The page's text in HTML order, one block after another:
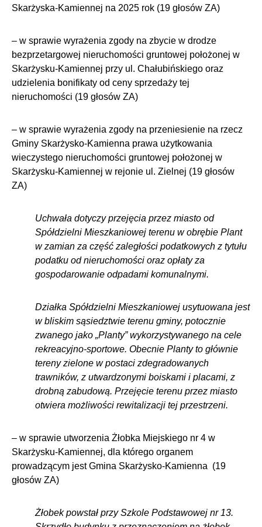
Skarżyska-Kamiennej na 2025 rok (19 głosów ZA)
– w sprawie wyrażenia zgody na zbycie w drodze
bezprzetargowej nieruchomości gruntowej położonej w
Skarżysku-Kamiennej przy ul. Chałubińskiego oraz
udzielenia bonifikaty od ceny sprzedaży tej
nieruchomości (19 głosów ZA)
– w sprawie wyrażenia zgody na przeniesienie na rzecz
Gminy Skarżysko-Kamienna prawa użytkowania
wieczystego nieruchomości gruntowej położonej w
Skarżysku-Kamiennej w rejonie ul. Zielnej (19 głosów
ZA)
Uchwała dotyczy przejęcia przez miasto od
Spółdzielni Mieszkaniowej terenu w obrębie Plant
w zamian za część zaległości podatkowych z tytułu
podatku od nieruchomości oraz opłaty za
gospodarowanie odpadami komunalnymi.
Działka Spółdzielni Mieszkaniowej usytuowana jest
w bliskim sąsiedztwie terenu gminy, potocznie
zwanego jako „Planty” wykorzystywanego na cele
rekreacyjno-sportowe. Obecnie Planty to głównie
tereny zielone w postaci zdegradowanych
trawników, z utwardzonymi boiskami i placami, z
drobną zabudową. Przejęcie terenu przez miasto
otwiera możliwości rewitalizacji tej przestrzeni.
– w sprawie utworzenia Żłobka Miejskiego nr 4 w
Skarżysku-Kamiennej, dla którego organem
prowadzącym jest Gmina Skarżysko-Kamienna (19
głosów ZA)
Żłobek powstał przy Szkole Podstawowej nr 13.